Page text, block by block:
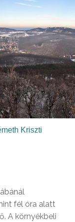
Kriszti
fél óra alatt
A környékbeli